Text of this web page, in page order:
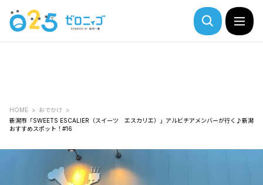
HOME
おでかけ
新潟市「SWEETS ESCALIER（スイーツ エスカリエ）」アルビチアメンバーが行く♪新潟
おすすめスポット！#16